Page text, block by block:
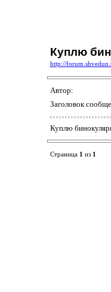
Куплю
http://
Автор:
Заголовок
Куплю
Страница 1 из 1